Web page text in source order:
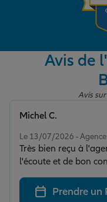
Garantie des
Assurance scolaire
Retraite
Avis de
Avis
Le 13/07/2026 - Agence
Très bien reçu à
l'écoute et de bon
proposée
sans perte de
Michel C.
Prendre un